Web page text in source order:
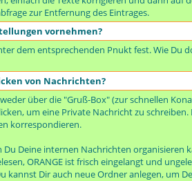
zur Entfernung des Eintrages.
vornehmen?
dem entsprechenden Pnukt fest. Wie
von Nachrichten?
über die "Gruß-Box" (zur schnellen
um eine Private Nachricht zu
korrespondieren.
Deine internen Nachrichten
ORANGE ist frisch eingelangt und
kannst Dir auch neue Ordner anlegen, um